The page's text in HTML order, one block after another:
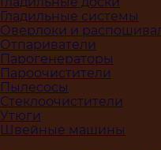
Гладильные системы
Оверлоки и
Отпариватели
Парогенераторы
Пароочистители
Пылесосы
Стеклоочистители
Утюги
Швейные машины